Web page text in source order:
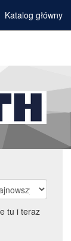
Katalog główny
tu i teraz